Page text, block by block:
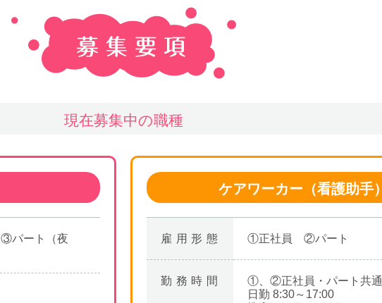
現在募集中の職種
ート（夜
ケアワーカー（看護助手）
雇用形態 ①正社員 ②パート
勤務時間
①、②正社員・パート共通
日勤 8:30～17:00